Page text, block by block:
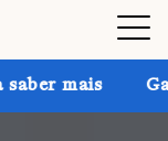
Ganhe até